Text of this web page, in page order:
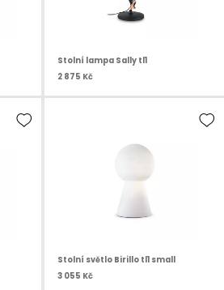
Stolní lampa Sally tl1
2 875 Kč
Stolní světlo Birillo tl1 small
3 055 Kč